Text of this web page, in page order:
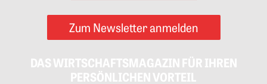
Zum Newsletter anmelden
DAS WIRTSCHAFTSMAGAZIN FÜR IHREN
PERSÖNLICHEN VORTEIL